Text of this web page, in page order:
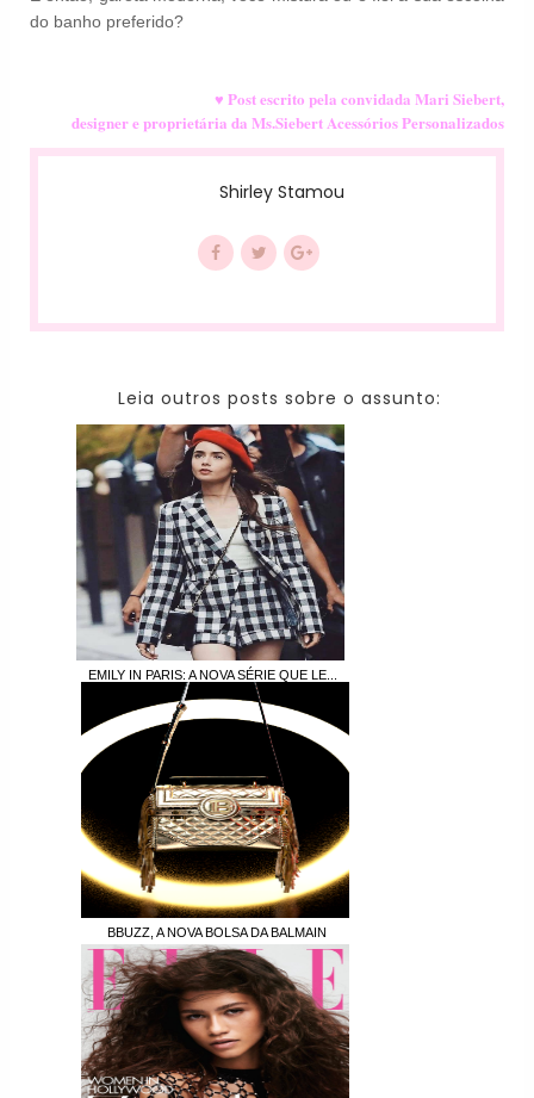
do banho preferido?
♥ Post escrito pela convidada Mari Siebert,
designer e proprietária da Ms.Siebert Acessórios Personalizados
Shirley Stamou
Leia outros posts sobre o assunto:
EMILY IN PARIS: A NOVA SÉRIE QUE LE...
BBUZZ, A NOVA BOLSA DA BALMAIN